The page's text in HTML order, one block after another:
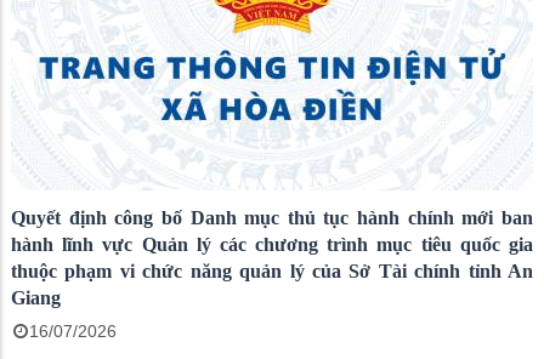
Quyết định công bố Danh mục thủ tục hành chính mới ban
hành lĩnh vực Quản lý các chương trình mục tiêu quốc gia
thuộc phạm vi chức năng quản lý của Sở Tài chính tỉnh An
Giang
16/07/2026